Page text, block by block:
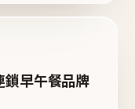
鎖早午餐品牌